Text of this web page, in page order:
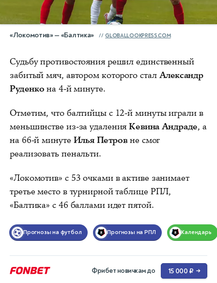
«Локомотив» — «Балтика» GLOBALLOOKPRESS.COM
Судьбу противостояния решил единственный
забитый мяч, автором которого стал Александр
Руденко на 4-й минуте.
Отметим, что балтийцы с 12-й минуты играли в
меньшинстве из-за удаленияКевина Андраде, а
на 66-й минуте Илья Петров не смог
реализовать пенальти.
«Локомотив» с 53 очками в активе занимает
третье место в турнирной таблице РПЛ,
«Балтика» с 46 баллами идет пятой.
Прогнозы на футбол Прогнозы на РПЛ Календарь
Фрибет новичкам до 15 000 ₽ →